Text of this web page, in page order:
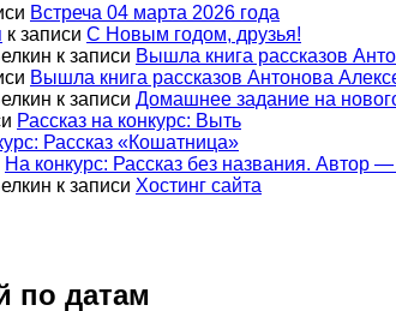
Встреча 04 марта 2026 года
к записи С Новым годом, друзья!
к записи Вышла книга рассказов
Вышла книга рассказов Антонова
к записи Домашнее задание на
Рассказ на конкурс: Выть
Рассказ «Кошатница»
На конкурс: Рассказ без названия. Автор
к записи Хостинг сайта
по датам